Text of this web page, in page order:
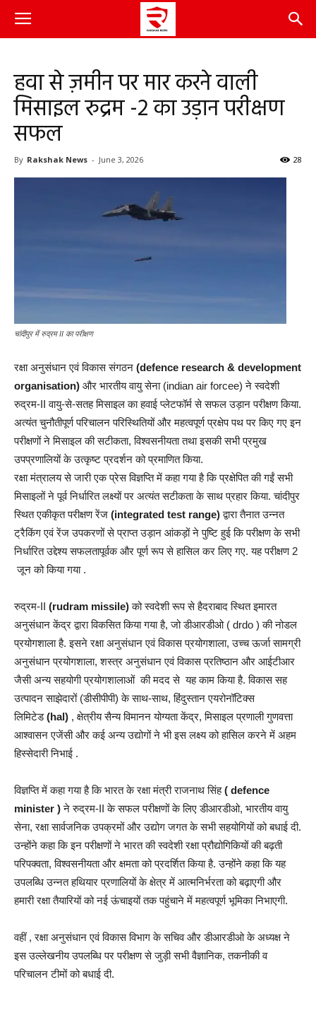
हवा से ज़मीन पर मार करने वाली
मिसाइल रुद्रम -2 का उड़ान परीक्षण
सफल
By Rakshak News - June 3, 2026 28
चांदीपुर में रुद्रम II का परीक्षण
रक्षा अनुसंधान एवं विकास संगठन (defence research & development
organisation) और भारतीय वायु सेना (indian air forcee) ने स्वदेशी
रुद्रम-II वायु-से-सतह मिसाइल का हवाई प्लेटफॉर्म से सफल उड़ान परीक्षण किया.
अत्यंत चुनौतीपूर्ण परिचालन परिस्थितियों और महत्वपूर्ण प्रक्षेप पथ पर किए गए इन
परीक्षणों ने मिसाइल की सटीकता, विश्वसनीयता तथा इसकी सभी प्रमुख
उपप्रणालियों के उत्कृष्ट प्रदर्शन को प्रमाणित किया.
रक्षा मंत्रालय से जारी एक प्रेस विज्ञप्ति में कहा गया है कि प्रक्षेपित की गईं सभी
मिसाइलों ने पूर्व निर्धारित लक्ष्यों पर अत्यंत सटीकता के साथ प्रहार किया. चांदीपुर
स्थित एकीकृत परीक्षण रेंज (integrated test range)द्वारा तैनात उन्नत
ट्रैकिंग एवं रेंज उपकरणों से प्राप्त उड़ान आंकड़ों ने पुष्टि हुई कि परीक्षण के सभी
निर्धारित उद्देश्य सफलतापूर्वक और पूर्ण रूप से हासिल कर लिए गए. यह परीक्षण 2
जून को किया गया .
रुद्रम-II (rudram missile)को स्वदेशी रूप से हैदराबाद स्थित इमारत
अनुसंधान केंद्र द्वारा विकसित किया गया है, जो डीआरडीओ ( drdo ) की नोडल
प्रयोगशाला है. इसने रक्षा अनुसंधान एवं विकास प्रयोगशाला, उच्च ऊर्जा सामग्री
अनुसंधान प्रयोगशाला, शस्त्र अनुसंधान एवं विकास प्रतिष्ठान और आईटीआर
जैसी अन्य सहयोगी प्रयोगशालाओं की मदद से यह काम किया है. विकास सह
उत्पादन साझेदारों (डीसीपीपी) के साथ-साथ, हिंदुस्तान एयरोनॉटिक्स
लिमिटेड(hal) , क्षेत्रीय सैन्य विमानन योग्यता केंद्र, मिसाइल प्रणाली गुणवत्ता
आश्वासन एजेंसी और कई अन्य उद्योगों ने भी इस लक्ष्य को हासिल करने में अहम
हिस्सेदारी निभाई .
विज्ञप्ति में कहा गया है कि भारत के रक्षा मंत्री राजनाथ सिंह( defence
minister )ने रुद्रम-II के सफल परीक्षणों के लिए डीआरडीओ, भारतीय वायु
सेना, रक्षा सार्वजनिक उपक्रमों और उद्योग जगत के सभी सहयोगियों को बधाई दी.
उन्होंने कहा कि इन परीक्षणों ने भारत की स्वदेशी रक्षा प्रौद्योगिकियों की बढ़ती
परिपक्वता, विश्वसनीयता और क्षमता को प्रदर्शित किया है. उन्होंने कहा कि यह
उपलब्धि उन्नत हथियार प्रणालियों के क्षेत्र में आत्मनिर्भरता को बढ़ाएगी और
हमारी रक्षा तैयारियों को नई ऊंचाइयों तक पहुंचाने में महत्वपूर्ण भूमिका निभाएगी.
वहीं , रक्षा अनुसंधान एवं विकास विभाग के सचिव और डीआरडीओ के अध्यक्ष ने
इस उल्लेखनीय उपलब्धि पर परीक्षण से जुड़ी सभी वैज्ञानिक, तकनीकी व
परिचालन टीमों को बधाई दी.